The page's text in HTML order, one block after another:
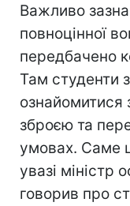
Важливо
повноцінної
передбачено
Там студенти
ознайомитися
зброєю та
умовах. Саме
увазі міністр
говорив про